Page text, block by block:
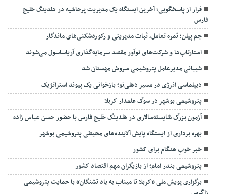
فرار از پاسخگویی؛ آخرین ایستگاه یک مدیریت پرحاشیه در هلدینگ خلیج
فارس
جم پیلن؛ ثمره تعامل، ثبات مدیریتی و رکوردشکنی‌های ماندگار
استارتاپ‌ها و شرکت‌های نوآور مقصد سرما‌یه‌گذاری آریاساسول می‌شوند
شیبانی مدیرعامل پتروشیمی سروش مهستان شد
دیپلماسی انرژی در مسیر دهلی‌نو؛ بازخوانی یک پیوند استراتژیک
پتروشیمی بوشهر در سوگ علمدار کربلا
آزمون بزرگ شایسته‌سالاری در هلدینگ خلیج فارس با حضور حسن عباس زاده
بهره برداری از ایستگاه پایش آلاینده‌های محیطی پتروشیمی بوشهر
خبر خوبِ هنگام برای کشور
پتروشیمی بندر امام؛ از بازیگران مهم اقتصاد کشور
برگزاری پویش ملی «کربلا تا میناب به یاد تشنگان» با حمایت پتروشیمی